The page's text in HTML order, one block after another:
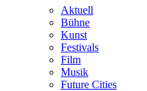
Aktuell
Bühne
Kunst
Festivals
Film
Musik
Future Cities